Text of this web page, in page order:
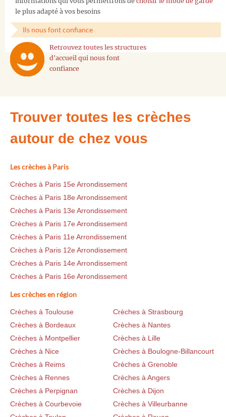
le plus adapté à vos besoins
Ils nous font confiance
Retrouvez toutes les structures
d'accueil qui nous font
confiance
Trouver toutes les crèches
autour de chez vous
Les crèches à Paris
Crèches à Paris 15e Arrondissement
Crèches à Paris 18e Arrondissement
Crèches à Paris 13e Arrondissement
Crèches à Paris 17e Arrondissement
Crèches à Paris 11e Arrondissement
Crèches à Paris 12e Arrondissement
Crèches à Paris 14e Arrondissement
Crèches à Paris 16e Arrondissement
Les crèches en région
Crèches à Toulouse
Crèches à Strasbourg
Crèches à Bordeaux
Crèches à Nantes
Crèches à Montpellier
Crèches à Lille
Crèches à Nice
Crèches à Boulogne-Billancourt
Crèches à Reims
Crèches à Grenoble
Crèches à Rennes
Crèches à Angers
Crèches à Perpignan
Crèches à Dijon
Crèches à Courbevoie
Crèches à Villeurbanne